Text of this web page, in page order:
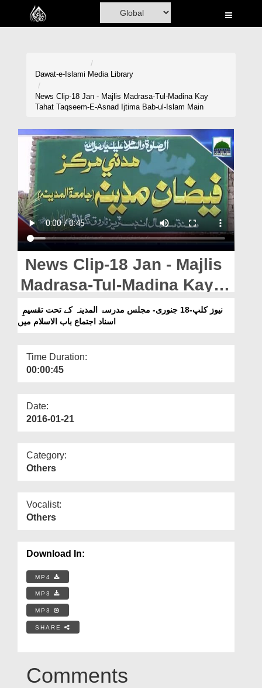
Home
Madani Channel
Volunteer Portal
Rohani Ilaj
Donation
Blog
Magazine
Departments
Our Websites
More
Dawat-e-Islami Media Library
News Clip-18 Jan - Majlis Madrasa-Tul-Madina Kay
Tahat Taqseem-E-Asnad Ijtima Bab-ul-Islam Main
News Clip-18 Jan - Majlis
Madrasa-Tul-Madina Kay
Tahat Taqseem-E-Asnad
Ijtima Bab-ul-Islam Main
اسناد اجتماع باب الاسلام میں
Time Duration:
00:00:45
Date:
2016-01-21
Category:
Others
Vocalist:
Others
Download In:
MP4
MP3
MP3
SHARE
Comments